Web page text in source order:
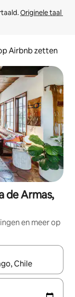
Originele taal
Airbnb zetten
de Armas,
en meer op
maak je een keuze